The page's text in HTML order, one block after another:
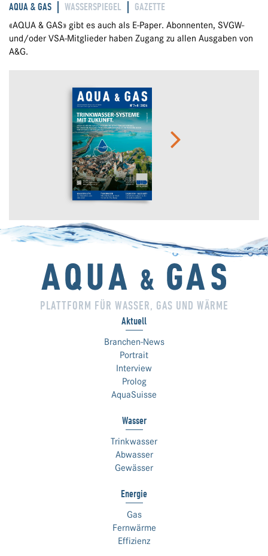
AQUA & GAS WASSERSPIEGEL GAZETTE
«AQUA & GAS» gibt es auch als E-Paper. Abonnenten, SVGW-
und/oder VSA-Mitglieder haben Zugang zu allen Ausgaben von
A&G.
PLATTFORM FÜR WASSER, GAS UND WÄRME
Aktuell
Branchen-News
Portrait
Interview
Prolog
AquaSuisse
Wasser
Trinkwasser
Abwasser
Gewässer
Energie
Gas
Fernwärme
Effizienz